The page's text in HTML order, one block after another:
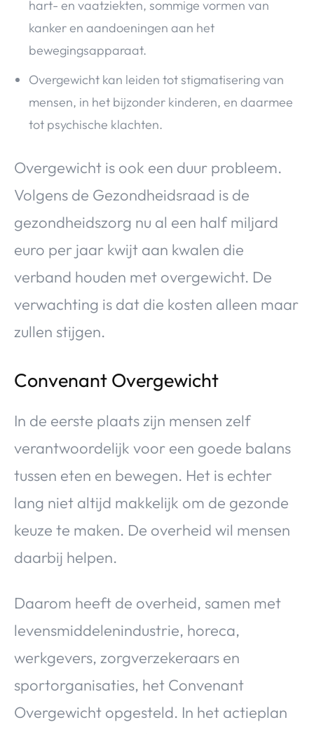
hart- en vaatziekten, sommige vormen van
kanker en aandoeningen aan het
bewegingsapparaat.
Overgewicht kan leiden tot stigmatisering van
mensen, in het bijzonder kinderen, en daarmee
tot psychische klachten.
Overgewicht is ook een duur probleem.
Volgens de Gezondheidsraad is de
gezondheidszorg nu al een half miljard
euro per jaar kwijt aan kwalen die
verband houden met overgewicht. De
verwachting is dat die kosten alleen maar
zullen stijgen.
Convenant Overgewicht
In de eerste plaats zijn mensen zelf
verantwoordelijk voor een goede balans
tussen eten en bewegen. Het is echter
lang niet altijd makkelijk om de gezonde
keuze te maken. De overheid wil mensen
daarbij helpen.
Daarom heeft de overheid, samen met
levensmiddelenindustrie, horeca,
werkgevers, zorgverzekeraars en
sportorganisaties, het Convenant
Overgewicht opgesteld. In het actieplan